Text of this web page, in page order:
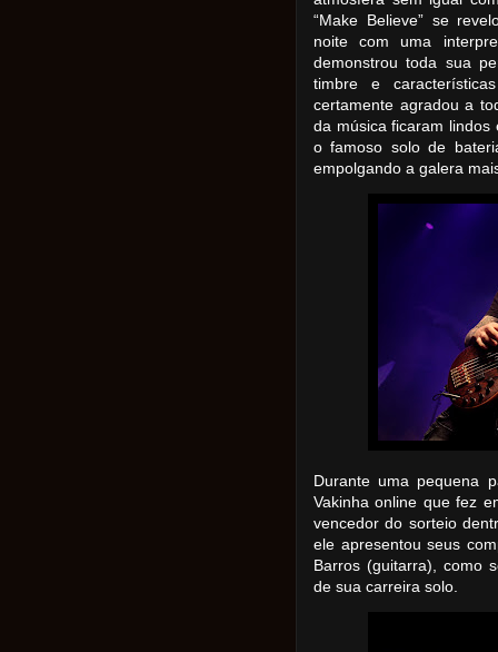
“Make Believe” se
noite com uma
demonstrou toda sua
timbre e
certamente agradou a
da música ficaram lindos
o famoso solo de
empolgando a galera
Durante uma pequena
Vakinha online que fez
vencedor do sorteio
ele apresentou seus
Barros (guitarra), como
de sua carreira solo.